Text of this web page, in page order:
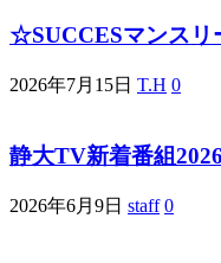
☆SUCCESマンスリ
2026年7月15日 T.H 0
静大TV新着番組
2026年6月9日 staff 0